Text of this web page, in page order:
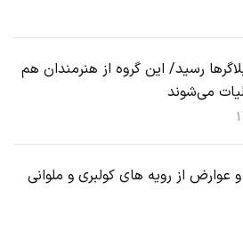
رسید/ این گروه از هنرمندان هم
می‌شوند
عوارض از رویه های کولبری و ملوانی